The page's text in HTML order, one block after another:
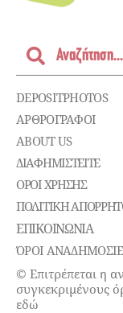
DEPOSITPHOTOS
ΑΡΘΡΟΓΡΑΦΟΙ
ABOUT US
ΔΙΑΦΗΜΙΣΤΕΊΤΕ
ΌΡΟΙ ΧΡΉΣΗΣ
ΠΟΛΙΤΙΚΉ
ΕΠΙΚΟΙΝΩΝΊΑ
ΌΡΟΙ
© Επιτρέπεται η
συγκεκριμένους
εδώ